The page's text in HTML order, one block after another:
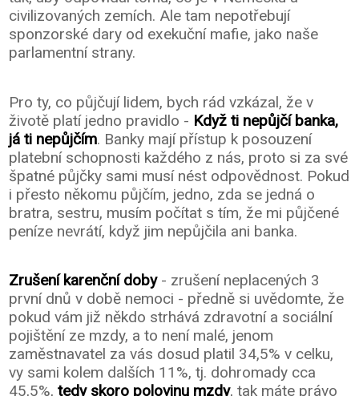
civilizovaných zemích. Ale tam nepotřebují
sponzorské dary od exekuční mafie, jako naše
parlamentní strany.
Pro ty, co půjčují lidem, bych rád vzkázal, že v
životě platí jedno pravidlo - Když ti nepůjčí banka,
já ti nepůjčím. Banky mají přístup k posouzení
platební schopnosti každého z nás, proto si za své
špatné půjčky sami musí nést odpovědnost. Pokud
i přesto někomu půjčím, jedno, zda se jedná o
bratra, sestru, musím počítat s tím, že mi půjčené
peníze nevrátí, když jim nepůjčila ani banka.
Zrušení karenční doby- zrušení neplacených 3
první dnů v době nemoci - předně si uvědomte, že
pokud vám již někdo strhává zdravotní a sociální
pojištění ze mzdy, a to není malé, jenom
zaměstnavatel za vás dosud platil 34,5% v celku,
vy sami kolem dalších 11%, tj. dohromady cca
45,5%,tedy skoro polovinu mzdy, tak máte právo